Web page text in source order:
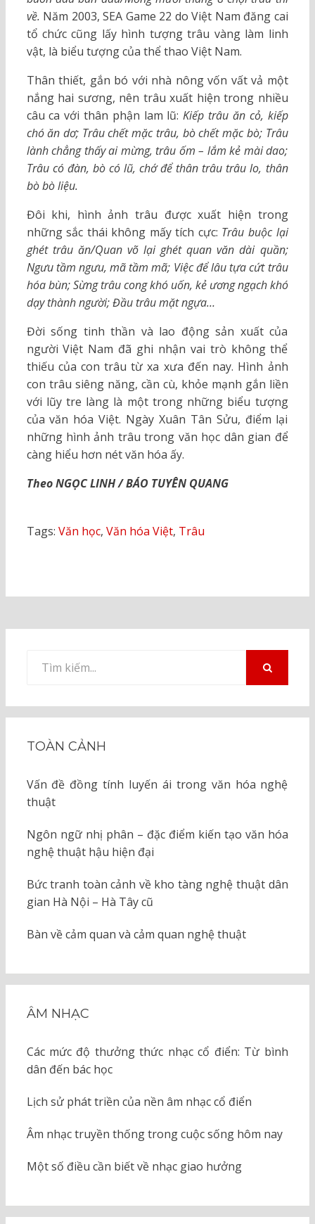
về. Năm 2003, SEA Game 22 do Việt Nam đăng cai
tổ chức cũng lấy hình tượng trâu vàng làm linh
vật, là biểu tượng của thể thao Việt Nam.
Thân thiết, gắn bó với nhà nông vốn vất vả một
nắng hai sương, nên trâu xuất hiện trong nhiều
câu ca với thân phận lam lũ: Kiếp trâu ăn cỏ, kiếp
chó ăn dơ; Trâu chết mặc trâu, bò chết mặc bò; Trâu
lành chẳng thấy ai mừng, trâu ốm – lắm kẻ mài dao;
Trâu có đàn, bò có lũ, chớ để thân trâu trâu lo, thân
bò bò liệu.
Đôi khi, hình ảnh trâu được xuất hiện trong
những sắc thái không mấy tích cực: Trâu buộc lại
ghét trâu ăn/Quan võ lại ghét quan văn dài quần;
Ngưu tầm ngưu, mã tầm mã; Việc để lâu tựa cứt trâu
hóa bùn; Sừng trâu cong khó uốn, kẻ ương ngạch khó
dạy thành người; Đầu trâu mặt ngựa…
Đời sống tinh thần và lao động sản xuất của
người Việt Nam đã ghi nhận vai trò không thể
thiếu của con trâu từ xa xưa đến nay. Hình ảnh
con trâu siêng năng, cần cù, khỏe mạnh gắn liền
với lũy tre làng là một trong những biểu tượng
của văn hóa Việt. Ngày Xuân Tân Sửu, điểm lại
những hình ảnh trâu trong văn học dân gian để
càng hiểu hơn nét văn hóa ấy.
Theo NGỌC LINH / BÁO TUYÊN QUANG
Tags: Văn học, Văn hóa Việt, Trâu
kiếm
TOÀN CẢNH
Vấn đề đồng tính luyến ái trong văn hóa nghệ
thuật
Ngôn ngữ nhị phân – đặc điểm kiến tạo văn hóa
nghệ thuật hậu hiện đại
Bức tranh toàn cảnh về kho tàng nghệ thuật dân
gian Hà Nội – Hà Tây cũ
Bàn về cảm quan và cảm quan nghệ thuật
ÂM NHẠC
Các mức độ thưởng thức nhạc cổ điển: Từ bình
dân đến bác học
Lịch sử phát triền của nền âm nhạc cổ điển
Âm nhạc truyền thống trong cuộc sống hôm nay
Một số điều cần biết về nhạc giao hưởng